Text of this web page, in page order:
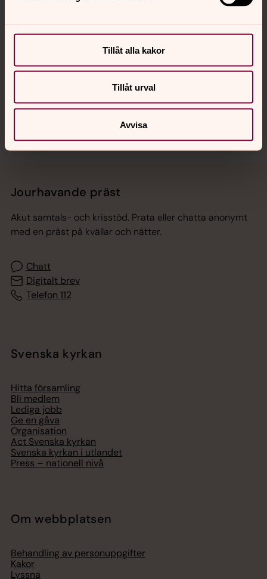
Tillåt alla kakor
Tillåt urval
Avvisa
Sociala kanaler
Jourhavande präst
Akut samtals- och krisstöd. Prata eller chatta anonymt
med en präst på kvällar och nätter.
Chatt
Digitalt brev
Telefon 112
Svenska kyrkan
Hitta församling
Bli medlem
Lediga jobb
Ge en gåva
Organisation
Act Svenska kyrkan
Svenska kyrkan i utlandet
Press – nationell nivå
Om webbplatsen
Behandling av personuppgifter
Kakor
Lyssna